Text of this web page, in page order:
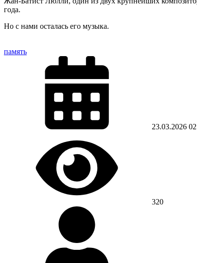
года.
Но с нами осталась его музыка.
память
23.03.2026
320